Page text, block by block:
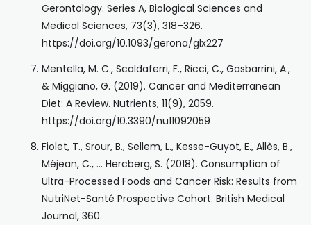
Gerontology. Series A, Biological Sciences and
Medical Sciences, 73(3), 318–326.
https://doi.org/10.1093/gerona/glx227
Mentella, M. C., Scaldaferri, F., Ricci, C., Gasbarrini, A.,
& Miggiano, G. (2019). Cancer and Mediterranean
Diet: A Review. Nutrients, 11(9), 2059.
https://doi.org/10.3390/nu11092059
Fiolet, T., Srour, B., Sellem, L., Kesse-Guyot, E., Allès, B.,
Méjean, C., … Hercberg, S. (2018). Consumption of
Ultra-Processed Foods and Cancer Risk: Results from
NutriNet-Santé Prospective Cohort. British Medical
Journal, 360.